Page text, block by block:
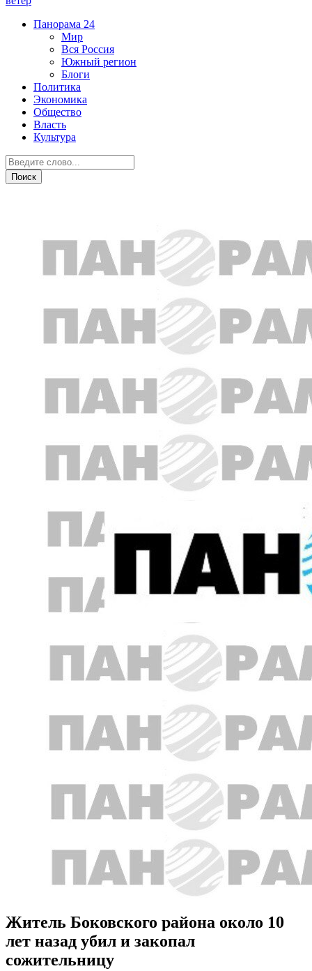
Панорама 24
Мир
Вся Россия
Южный регион
Блоги
Политика
Экономика
Общество
Власть
Культура
Житель Боковского района около 10
лет назад убил и закопал
сожительницу